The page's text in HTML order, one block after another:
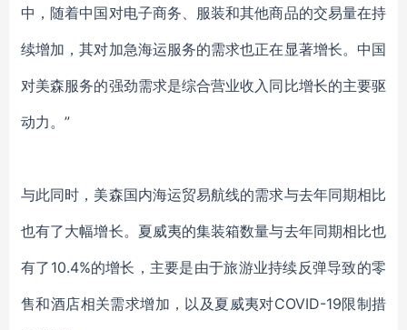
中 ， 随着中国对电子商务、服装和其他商品的交易量在持
续增加，其对加急海运服务的需求也正在显著增长。 中国
对美森服务的强劲需求是综合营业收入同比增长的主要驱
动力。 ”
与此同时，美森国内海运贸易航线的需求与去年同期相比
也有了大幅增长。 夏威夷的集装箱数量与去年同期相比也
有了 10.4%的增长 ，主要是由于旅游业持续反弹导致的零
售和酒店相关需求增加，以及夏威夷对COVID-19限制措